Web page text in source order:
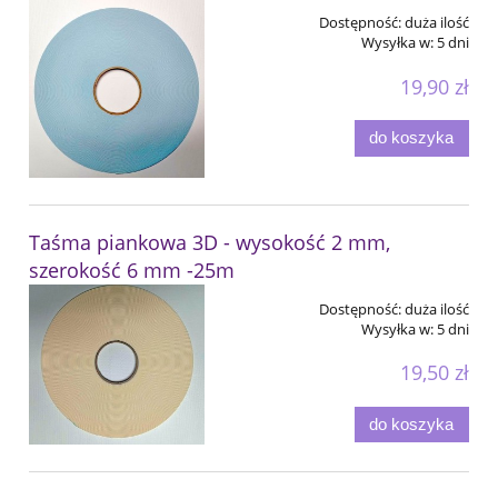
Dostępność:duża ilość
Wysyłka w: 5 dni
19,90 zł
do koszyka
Taśma piankowa 3D - wysokość 2 mm,
szerokość 6 mm -25m
Dostępność:duża ilość
Wysyłka w: 5 dni
19,50 zł
do koszyka